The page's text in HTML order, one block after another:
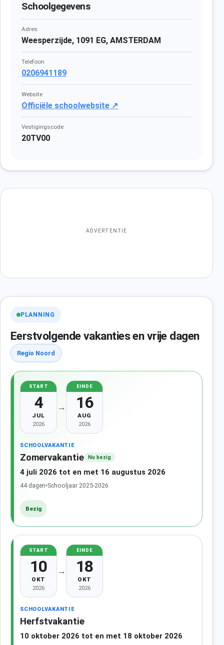
Schoolgegevens
Adres
Weesperzijde, 1091 EG, AMSTERDAM
Telefoon
0206941189
Website
Officiële schoolwebsite ↗
Vestigingscode
20TV00
ADVERTENTIE
PLANNING
Eerstvolgende vakanties en vrije dagen
Regio Noord
START
4
JUL
2026
→
EINDE
16
AUG
2026
SCHOOLVAKANTIE
Zomervakantie Nu bezig
4 juli 2026 tot en met 16 augustus 2026
44 dagen•Schooljaar 2025-2026
Bezig
START
10
OKT
2026
→
EINDE
18
OKT
2026
SCHOOLVAKANTIE
Herfstvakantie
10 oktober 2026 tot en met 18 oktober 2026